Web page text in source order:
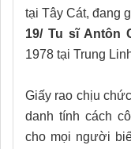
tại Tây Cát, đang
19/ Tu sĩ Antôn
1978 tại Trung
Giấy rao chịu
danh tính cách
cho mọi người